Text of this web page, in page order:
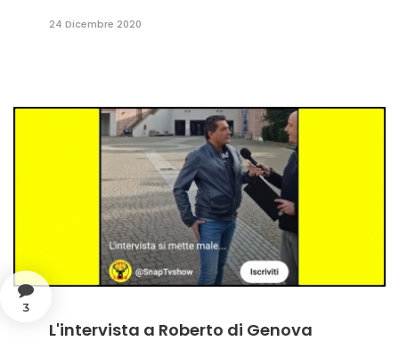
24 Dicembre 2020
3
L'intervista a Roberto di Genova